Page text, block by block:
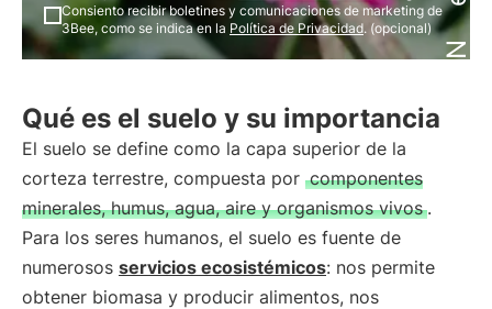
Consiento recibir boletines y comunicaciones de marketing de
3Bee, como se indica en la Política de Privacidad. (opcional)
Qué es el suelo y su importancia
El suelo se define como la capa superior de la
corteza terrestre, compuesta por componentes
minerales, humus, agua, aire y organismos vivos .
Para los seres humanos, el suelo es fuente de
numerosos servicios ecosistémicos: nos permite
obtener biomasa y producir alimentos, nos